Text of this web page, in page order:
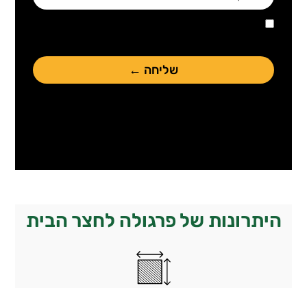
שליחה ←
היתרונות של פרגולה לחצר הבית